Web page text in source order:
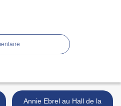
Annie Ebrel au Hall de la